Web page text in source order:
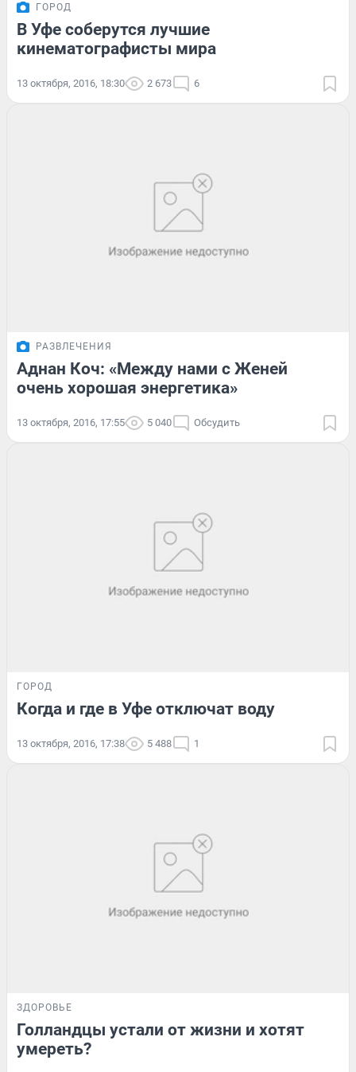
ГОРОД
В Уфе соберутся лучшие
кинематографисты мира
13 октября, 2016, 18:30 2 673 6
РАЗВЛЕЧЕНИЯ
Аднан Коч: «Между нами с Женей
очень хорошая энергетика»
13 октября, 2016, 17:55 5 040 Обсудить
ГОРОД
Когда и где в Уфе отключат воду
13 октября, 2016, 17:38 5 488 1
ЗДОРОВЬЕ
Голландцы устали от жизни и хотят
умереть?